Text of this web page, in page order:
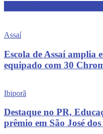
Assaí
Escola de Assaí amplia
equipado com 30
Ibiporã
Destaque no PR,
prêmio em São José